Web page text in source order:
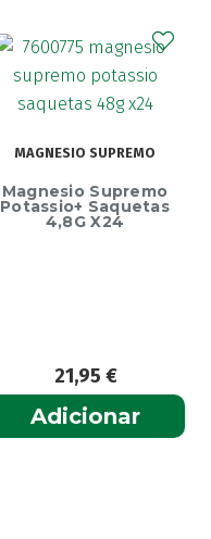
MAGNESIO SUPREMO
Magnesio Supremo
Potassio+ Saquetas
4,8G X24
21,95€
Adicionar